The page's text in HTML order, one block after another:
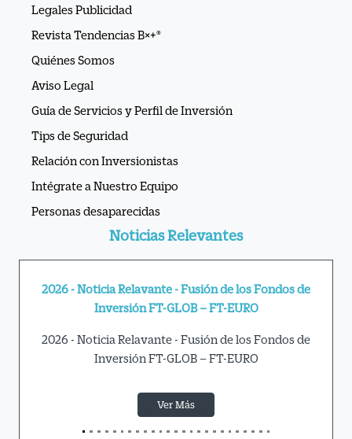
Legales Publicidad
Revista Tendencias B×+®
Quiénes Somos
Aviso Legal
Guía de Servicios y Perfil de Inversión
Tips de Seguridad
Relación con Inversionistas
Intégrate a Nuestro Equipo
Personas desaparecidas
Noticias Relevantes
- Noticia Relavante - Fusión de los Fondos de
Inversión FT-GLOB – FT-EURO
- Noticia Relavante - Fusión de los Fondos de
Inversión FT-GLOB – FT-EURO